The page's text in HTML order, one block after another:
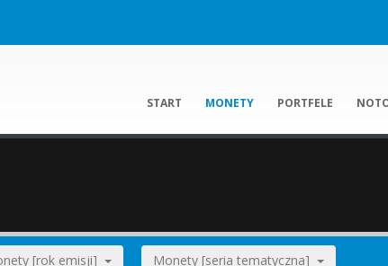
START MONETY PORTFELE
[rok emisji] Monety [seria tematyczna]